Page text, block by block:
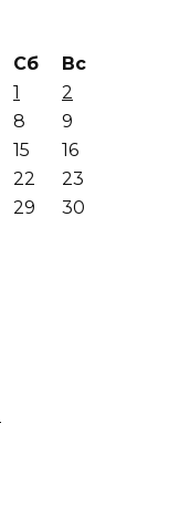
Сб
Вс
1
2
8
9
15
16
22
23
29
30